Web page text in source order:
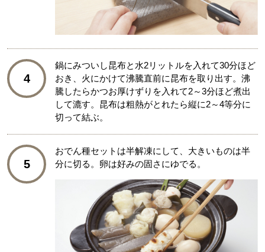
4
鍋にみついし昆布と水2リットルを入れて30分ほど
おき、火にかけて沸騰直前に昆布を取り出す。沸
騰したらかつお厚けずりを入れて2～3分ほど煮出
して漉す。昆布は粗熱がとれたら縦に2～4等分に
切って結ぶ。
5
おでん種セットは半解凍にして、大きいものは半
分に切る。卵は好みの固さにゆでる。